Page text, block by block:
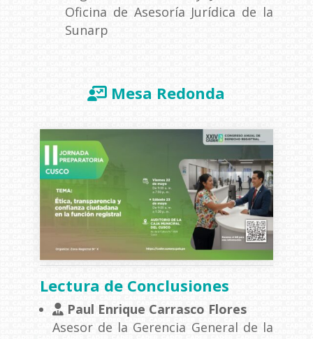
Oficina de Asesoría Jurídica de la
Sunarp
Mesa Redonda
Lectura de Conclusiones
Paul Enrique Carrasco Flores
Asesor de la Gerencia General de la